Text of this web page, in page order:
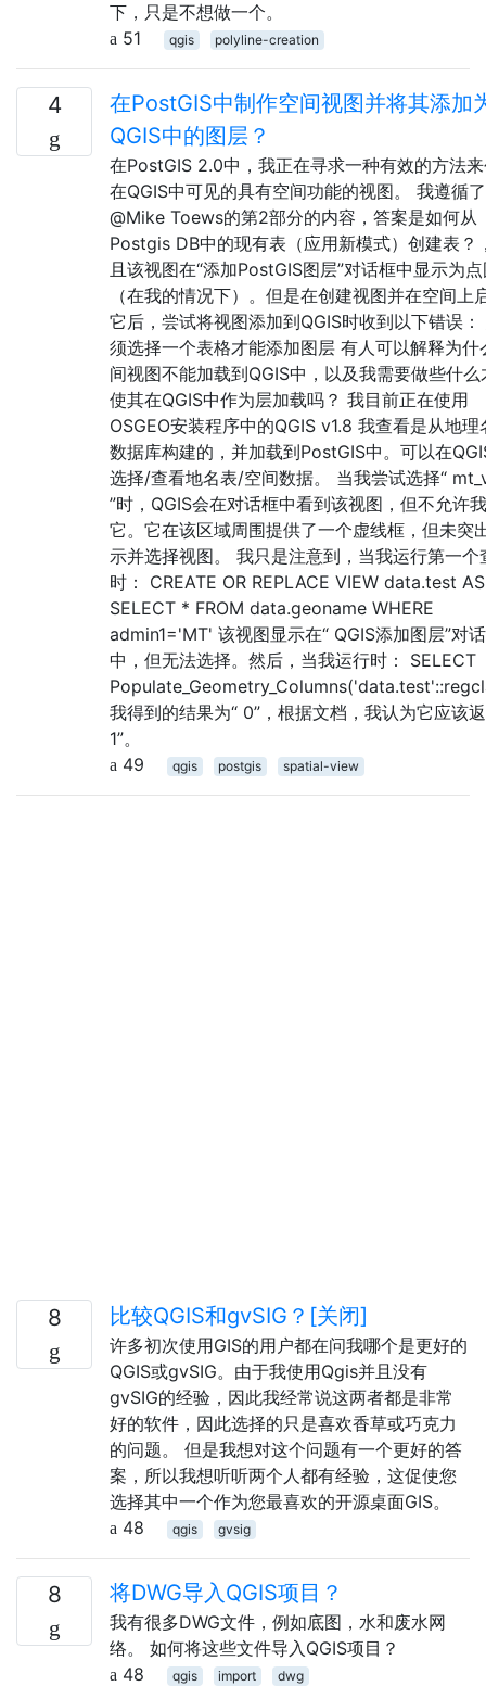
下，只是不想做一个。
51
qgis polyline-creation
4
在PostGIS中制作空间视图并将其添加
QGIS中的图层？
在PostGIS 2.0中，我正在寻求一种有效的方法
在QGIS中可见的具有空间功能的视图。 我遵循了
@Mike Toews的第2部分的内容，答案是如何从
Postgis DB中的现有表（应用新模式）创建表？
且该视图在“添加PostGIS图层”对话框中显示为
（在我的情况下）。但是在创建视图并在空间上
它后，尝试将视图添加到QGIS时收到以下错误：
须选择一个表格才能添加图层 有人可以解释为什
间视图不能加载到QGIS中，以及我需要做些什么
使其在QGIS中作为层加载吗？ 我目前正在使用
OSGEO安装程序中的QGIS v1.8 我查看是从地理
数据库构建的，并加载到PostGIS中。可以在
选择/查看地名表/空间数据。 当我尝试选择“
”时，QGIS会在对话框中看到该视图，但不允许
它。它在该区域周围提供了一个虚线框，但未突
示并选择视图。 我只是注意到，当我运行第一个
时： CREATE OR REPLACE VIEW data.test AS
SELECT * FROM data.geoname WHERE
admin1='MT' 该视图显示在“ QGIS添加图层”对
中，但无法选择。然后，当我运行时： SELECT
我得到的结果为“ 0”，根据文档，我认为它应该
1”。
49
qgis postgis spatial-view
8 比较QGIS和gvSIG？[关闭]
许多初次使用GIS的用户都在问我哪个是更好的
QGIS或gvSIG。由于我使用Qgis并且没有
gvSIG的经验，因此我经常说这两者都是非常
好的软件，因此选择的只是喜欢香草或巧克力
的问题。 但是我想对这个问题有一个更好的答
案，所以我想听听两个人都有经验，这促使您
选择其中一个作为您最喜欢的开源桌面GIS。
48
qgis gvsig
8 将DWG导入QGIS项目？
我有很多DWG文件，例如底图，水和废水网
络。 如何将这些文件导入QGIS项目？
48
qgis import dwg